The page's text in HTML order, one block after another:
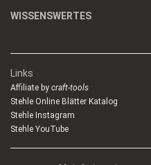
WISSENSWERTES
Links
Affiliate by craft-tools
Stehle Online Blätter Katalog
Stehle Instagram
Stehle YouTube